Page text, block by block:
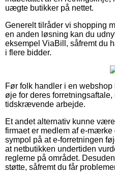
uægte butikker på nettet.
Generelt tilråder vi shopping
en anden løsning kan du
eksempel ViaBill, såfremt du
i flere bidder.
Før folk handler i en
øje for deres forretningsaftale,
tidskrævende arbejde.
Et andet alternativ kunne
firmaet er medlem af e-mærke
sympol på at e-forretningen
at netbutikken undertiden
reglerne på området.
støtte, såfremt du får